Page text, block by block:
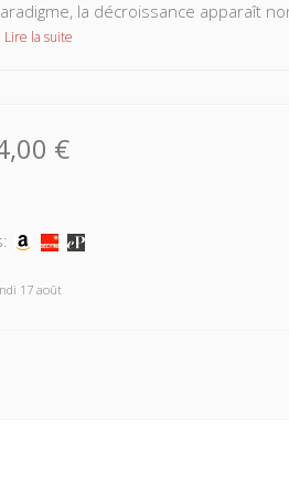
la décroissance apparaît
Lire la suite
€
17 août